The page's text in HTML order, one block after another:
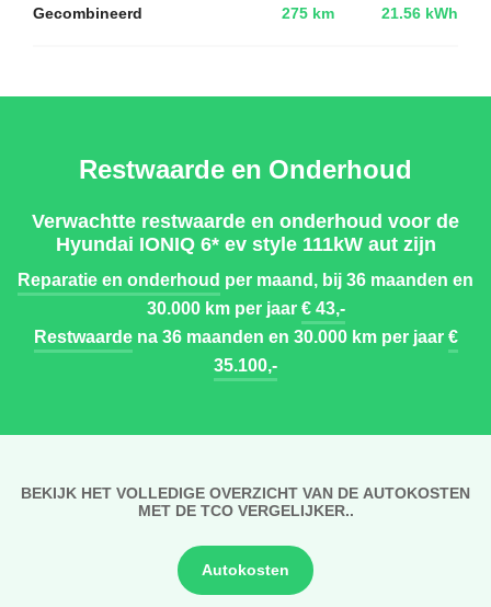
Gecombineerd 275 km 21.56 kWh
Restwaarde en Onderhoud
Verwachtte restwaarde en onderhoud voor de
Hyundai IONIQ 6* ev style 111kW aut zijn
Reparatie en onderhoud per maand, bij 36 maanden en
30.000 km per jaar€ 43,-
Restwaardena 36 maanden en 30.000 km per jaar€
35.100,-
BEKIJK HET VOLLEDIGE OVERZICHT VAN DE AUTOKOSTEN
MET DE TCO VERGELIJKER..
Autokosten